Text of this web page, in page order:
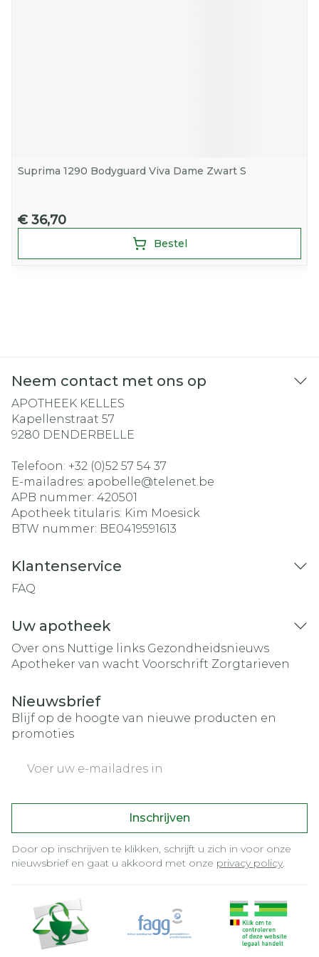
Suprima 1290 Bodyguard Viva Dame Zwart S
€ 36,70
Bestel
Neem contact met ons op
APOTHEEK KELLES
Kapellenstraat 57
9280 DENDERBELLE
Telefoon: +32 (0)52 57 54 37
E-mailadres: apobelle@telenet.be
APB nummer: 420501
Apotheek titularis: Kim Moesick
BTW nummer: BE0419591613
Klantenservice
FAQ
Uw apotheek
Over ons Nuttige links Gezondheidsnieuws
Apotheker van wacht Voorschrift Zorgtarieven
Nieuwsbrief
Blijf op de hoogte van nieuwe producten en
promoties
Inschrijven
Door op inschrijven te klikken, schrijft u zich in voor onze
nieuwsbrief en gaat u akkoord met onze privacy policy.